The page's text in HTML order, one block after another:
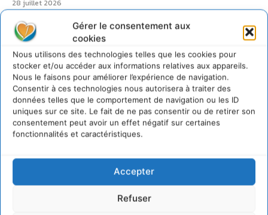
Gérer le consentement aux
cookies
Nous utilisons des technologies telles que les cookies pour
stocker et/ou accéder aux informations relatives aux appareils.
Nous le faisons pour améliorer l’expérience de navigation.
Consentir à ces technologies nous autorisera à traiter des
données telles que le comportement de navigation ou les ID
uniques sur ce site. Le fait de ne pas consentir ou de retirer son
consentement peut avoir un effet négatif sur certaines
fonctionnalités et caractéristiques.
Accepter
Refuser
28 juillet 2026
7 indicateurs pour des villes résilientes et durables,
adaptées au changement climatique
27 juillet 2026